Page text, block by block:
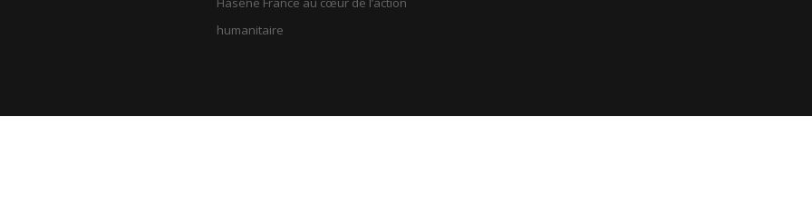
humanitaire